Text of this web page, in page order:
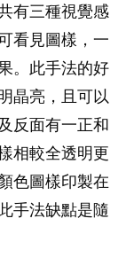
有三種視覺感
看見圖樣，一
。此手法的好
晶亮，且可以
反面有一正和
相較全透明更
色圖樣印製在
手法缺點是隨